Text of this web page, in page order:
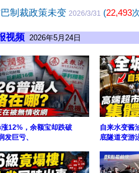
制裁政策未变 2026/3/31 (22,493
视频 2026年5月24日
12%，余额宝却跌破
发巨亏、
自来水变酱
底隧道变游